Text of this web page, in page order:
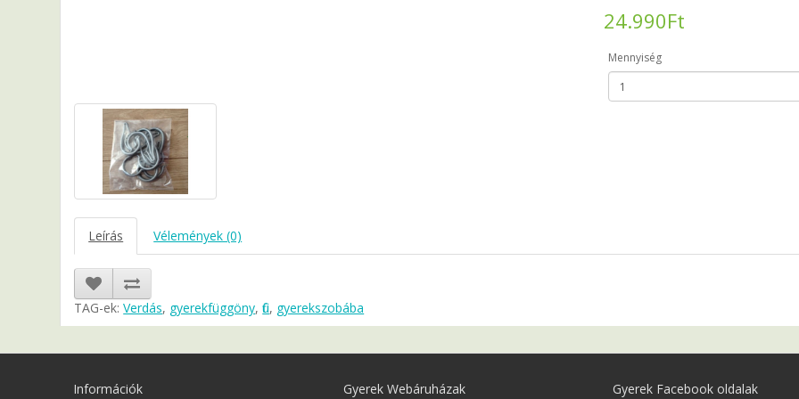
24.990Ft
Mennyiség
Leírás Vélemények (0)
TAG-ek:Verdás, gyerekfüggöny,fiú, gyerekszobába
Információk Gyerek Webáruházak Gyerek Facebook oldalak